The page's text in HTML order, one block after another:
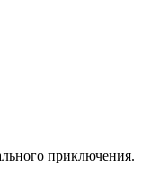
приключения.